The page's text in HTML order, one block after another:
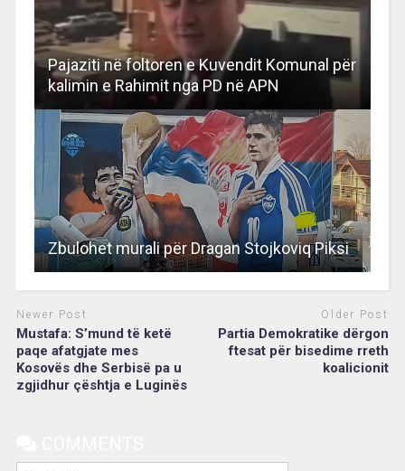
Pajaziti në foltoren e Kuvendit Komunal për
kalimin e Rahimit nga PD në APN
Zbulohet murali për Dragan Stojkoviq Piksi
Newer Post
Mustafa: S’mund të ketë
paqe afatgjate mes
Kosovës dhe Serbisë pa u
zgjidhur çështja e Luginës
Older Post
Partia Demokratike dërgon
ftesat për bisedime rreth
koalicionit